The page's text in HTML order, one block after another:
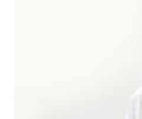
St. Bernardin
Salinera Resort